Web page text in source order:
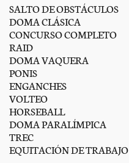
SALTO DE OBSTÁCULOS
DOMA CLÁSICA
CONCURSO COMPLETO
RAID
DOMA VAQUERA
PONIS
ENGANCHES
VOLTEO
HORSEBALL
DOMA PARALÍMPICA
TREC
EQUITACIÓN DE TRABAJO